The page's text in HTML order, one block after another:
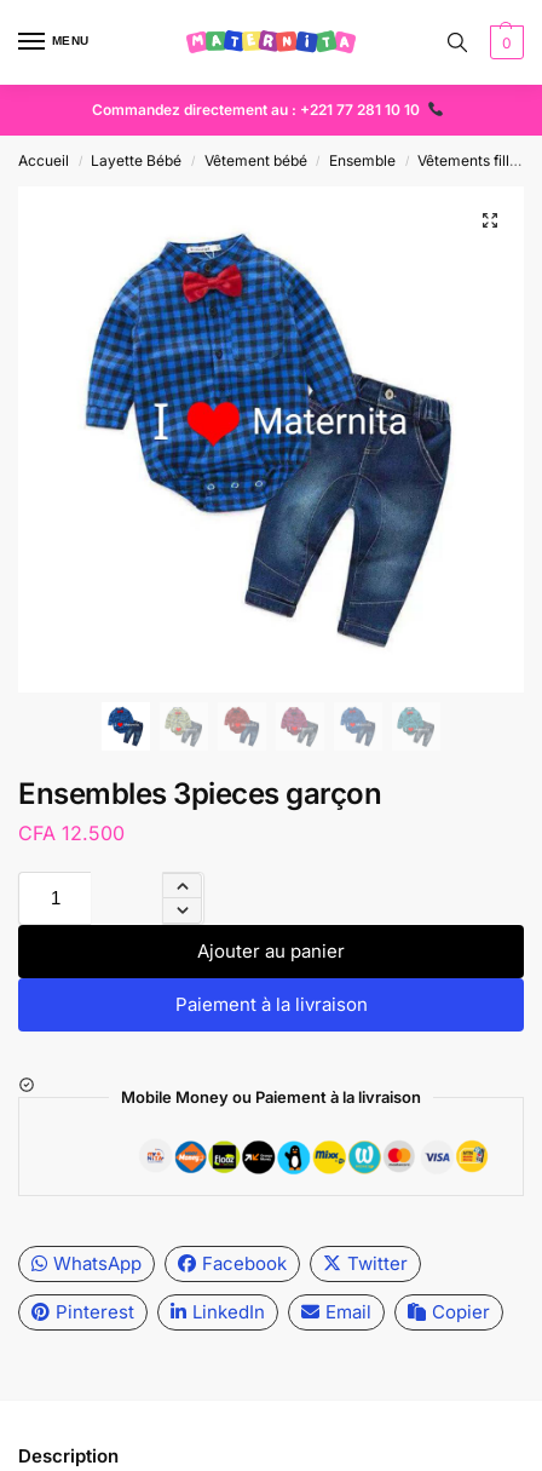
MENU 0
Commandez directement au : +221 77 281 10 10
Accueil / Layette Bébé / Vêtement bébé / Ensemble / Vêtements fille
Ensembles 3pieces garçon
CFA 12.500
Ajouter au panier
Paiement à la livraison
Mobile Money ou Paiement à la livraison
WhatsApp Facebook Twitter
Pinterest LinkedIn Email Copier
Description